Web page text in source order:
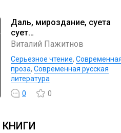
Даль, мироздание, суета
сует…
Виталий Пажитнов
Серьезное чтение,
проза, Современная русская
литература
0
0